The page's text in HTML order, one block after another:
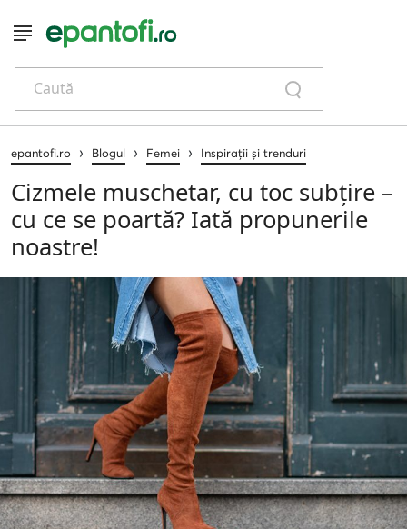
Caută
epantofi.ro › Blogul › Femei › Inspirații și trenduri
Cizmele muschetar, cu toc subțire –
cu ce se poartă? Iată propunerile
noastre!
Femei Inspirații și trenduri